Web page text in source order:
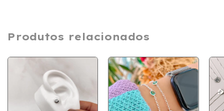
Produtos relacionados